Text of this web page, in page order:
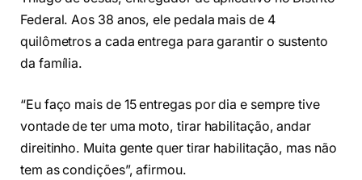
Federal. Aos 38 anos, ele pedala mais de 4
quilômetros a cada entrega para garantir o sustento
da família.
“Eu faço mais de 15 entregas por dia e sempre tive
vontade de ter uma moto, tirar habilitação, andar
direitinho. Muita gente quer tirar habilitação, mas não
tem as condições”, afirmou.